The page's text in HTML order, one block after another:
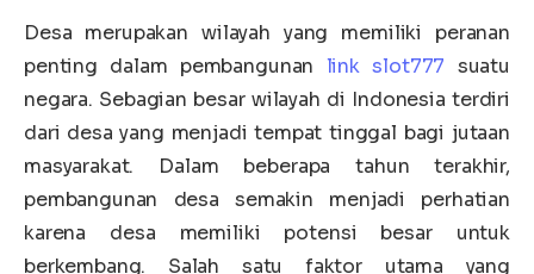
Desa merupakan wilayah yang memiliki peranan
penting dalam pembangunan link slot777 suatu
negara. Sebagian besar wilayah di Indonesia terdiri
dari desa yang menjadi tempat tinggal bagi jutaan
masyarakat. Dalam beberapa tahun terakhir,
pembangunan desa semakin menjadi perhatian
karena desa memiliki potensi besar untuk
berkembang. Salah satu faktor utama yang